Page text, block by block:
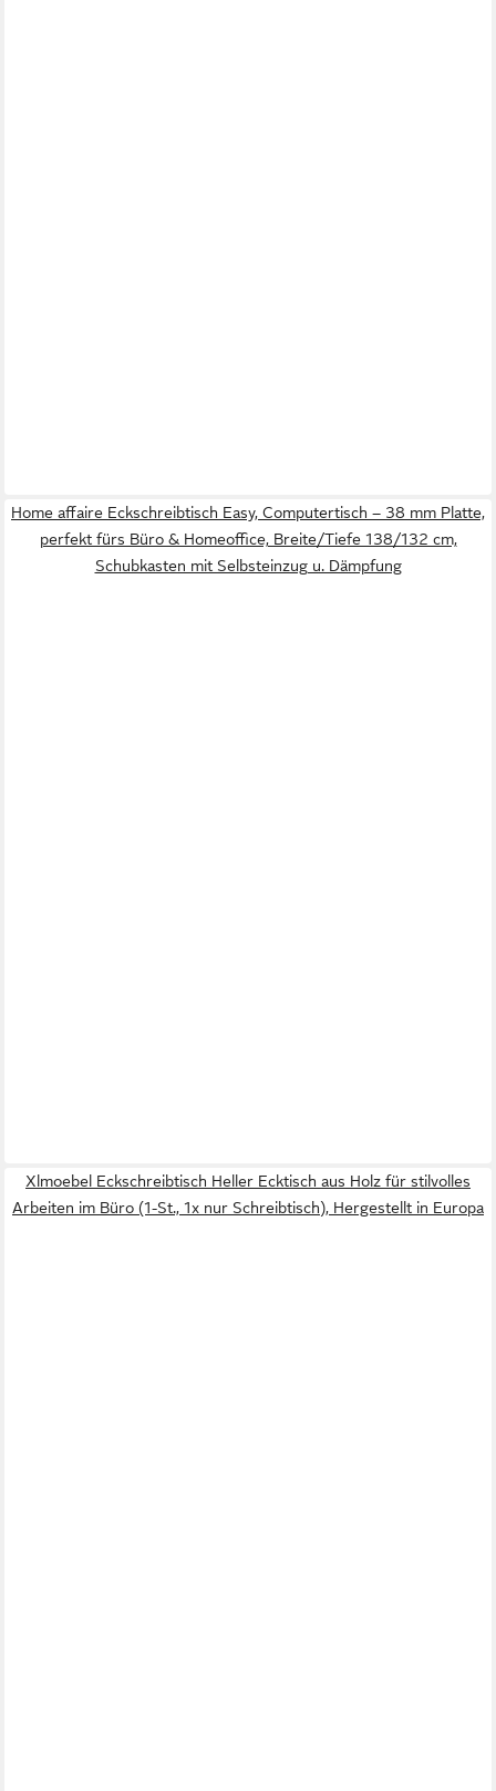
Home affaire Eckschreibtisch Easy, Computertisch – 38 mm Platte,
perfekt fürs Büro & Homeoffice, Breite/Tiefe 138/132 cm,
Schubkasten mit Selbsteinzug u. Dämpfung
Xlmoebel Eckschreibtisch Heller Ecktisch aus Holz für stilvolles
Arbeiten im Büro (1-St., 1x nur Schreibtisch), Hergestellt in Europa